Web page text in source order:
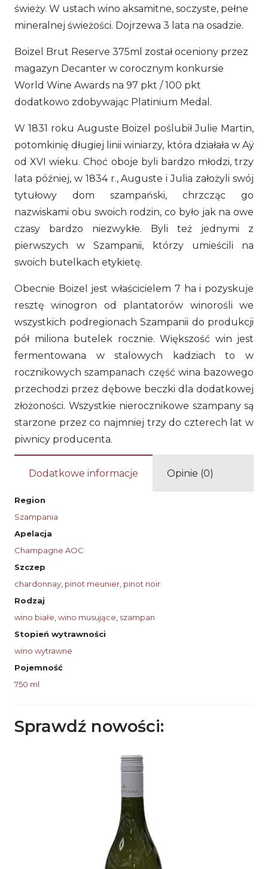
świeży. W ustach wino aksamitne, soczyste, pełne
mineralnej świeżości. Dojrzewa 3 lata na osadzie.
Boizel Brut Reserve 375ml został oceniony przez
magazyn Decanter w corocznym konkursie
World Wine Awards na 97 pkt / 100 pkt
dodatkowo zdobywając Platinium Medal.
W 1831 roku Auguste Boizel poślubił Julie Martin,
potomkinię długiej linii winiarzy, która działała w Aÿ
od XVI wieku. Choć oboje byli bardzo młodzi, trzy
lata później, w 1834 r., Auguste i Julia założyli swój
tytułowy dom szampański, chrzcząc go
nazwiskami obu swoich rodzin, co było jak na owe
czasy bardzo niezwykłe. Byli też jednymi z
pierwszych w Szampanii, którzy umieścili na
swoich butelkach etykietę.
Obecnie Boizel jest właścicielem 7 ha i pozyskuje
resztę winogron od plantatorów winorośli we
wszystkich podregionach Szampanii do produkcji
pół miliona butelek rocznie. Większość win jest
fermentowana w stalowych kadziach to w
rocznikowych szampanach część wina bazowego
przechodzi przez dębowe beczki dla dodatkowej
złożoności. Wszystkie nierocznikowe szampany są
starzone przez co najmniej trzy do czterech lat w
piwnicy producenta.
Dodatkowe informacje Opinie (0)
Region
Szampania
Apelacja
Champagne AOC
Szczep
chardonnay, pinot meunier, pinot noir
Rodzaj
wino białe,wino musujące, szampan
Stopień wytrawności
wino wytrawne
Pojemność
750 ml
Sprawdź nowości: